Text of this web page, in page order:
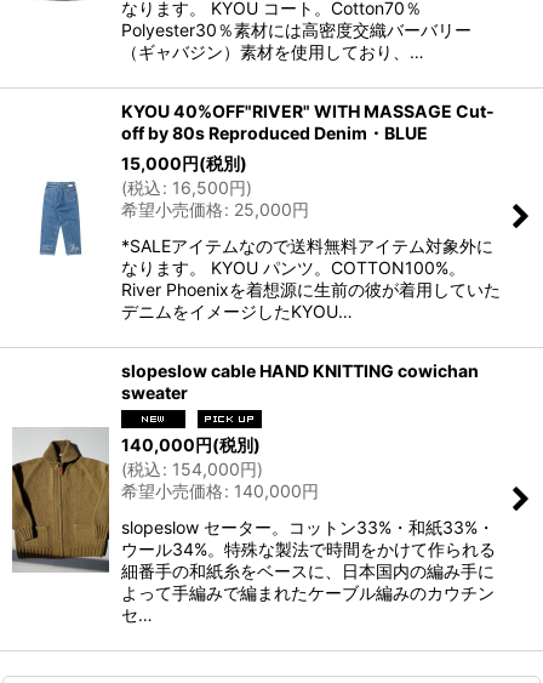
なります。 KYOU コート。Cotton70％
Polyester30％素材には高密度交織バーバリー
（ギャバジン）素材を使用しており、…
KYOU 40%OFF"RIVER" WITH MASSAGE Cut-
off by 80s Reproduced Denim・BLUE
15,000円(税別)
(税込: 16,500円)
希望小売価格: 25,000円
*SALEアイテムなので送料無料アイテム対象外に
なります。 KYOU パンツ。COTTON100%。
River Phoenixを着想源に生前の彼が着用していた
デニムをイメージしたKYOU…
slopeslow cable HAND KNITTING cowichan
sweater
140,000円(税別)
(税込: 154,000円)
希望小売価格: 140,000円
slopeslow セーター。コットン33%・和紙33%・
ウール34%。特殊な製法で時間をかけて作られる
細番手の和紙糸をベースに、日本国内の編み手に
よって手編みで編まれたケーブル編みのカウチン
セ…